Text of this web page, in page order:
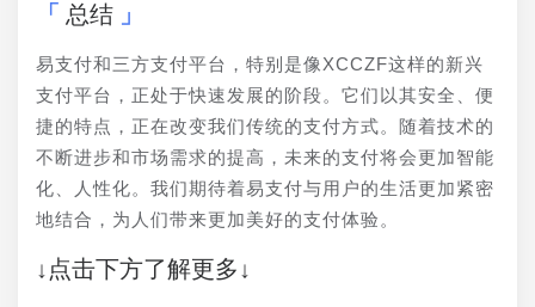
总结
易支付和三方支付平台，特别是像XCCZF这样的新兴
支付平台，正处于快速发展的阶段。它们以其安全、便
捷的特点，正在改变我们传统的支付方式。随着技术的
不断进步和市场需求的提高，未来的支付将会更加智能
化、人性化。我们期待着易支付与用户的生活更加紧密
地结合，为人们带来更加美好的支付体验。
↓点击下方了解更多↓